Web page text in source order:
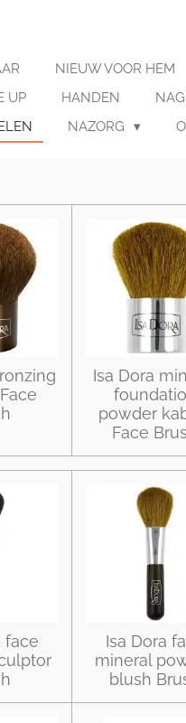
NIEUW VOOR HEM
UP HANDEN
NAZORG
Isa Dora
powder
Face
face
Isa Dora
mineral
blush